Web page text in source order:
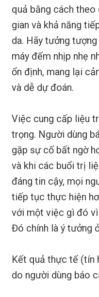
quả bằng cách
gian và khả năng
da. Hãy tưởng
máy đếm nhịp nhẹ
ổn định, mang lại
và dễ dự đoán.
Việc cung cấp liệu
trọng. Người dùng
gặp sự cố bất ngờ
và khi các buổi trị
đáng tin cậy, mọi
tiếp tục thực hiện
với một việc gì đó
Đó chính là ý tưởng
Kết quả thực tế (tín
do người dùng báo